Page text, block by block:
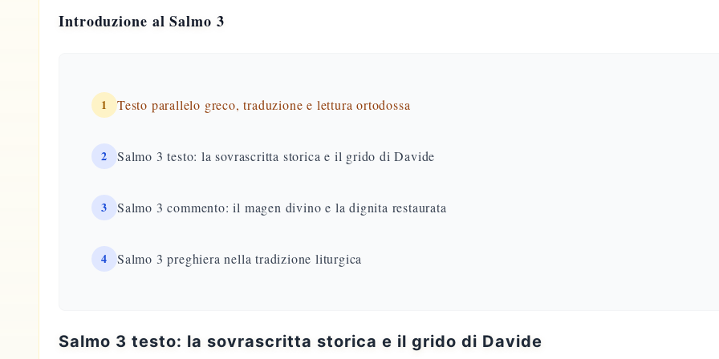
Introduzione al Salmo 3
1 Testo parallelo greco, traduzione e lettura ortodossa
2 Salmo 3 testo: la sovrascritta storica e il grido di Davide
3 Salmo 3 commento: il magen divino e la dignita restaurata
4 Salmo 3 preghiera nella tradizione liturgica
Salmo 3 testo: la sovrascritta storica e il grido di Davide